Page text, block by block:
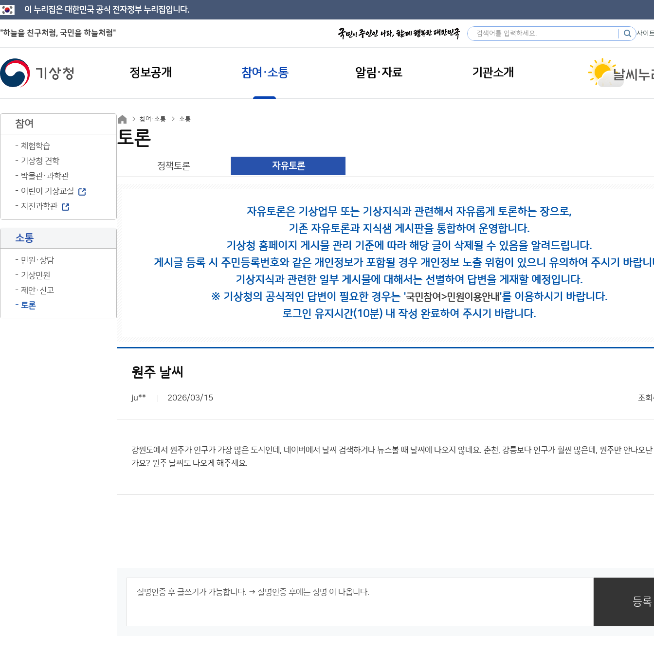
이 누리집은 대한민국 공식 전자정부 누리집입니다.
"하늘을 친구처럼, 국민을 하늘처럼" 사이
정보공개 참여·소통 알림·자료 기관소개
참여
체험학습
기상청 견학
박물관·과학관
어린이 기상교실
지진과학관
소통
민원·상담
기상민원
제안·신고
토론
참여·소통 소통
토론
정책토론 자유토론
자유토론은 기상업무 또는 기상지식과 관련해서 자유롭게 토론하는 장으로,
기존 자유토론과 지식샘 게시판을 통합하여 운영합니다.
기상청 홈페이지 게시물 관리 기준에 따라 해당 글이 삭제될 수 있음을 알려드립니다.
게시글 등록 시 주민등록번호와 같은 개인정보가 포함될 경우 개인정보 노출 위험이 있으니 유의하여 주시기 바랍니
기상지식과 관련한 일부 게시물에 대해서는 선별하여 답변을 게재할 예정입니다.
※ 기상청의 공식적인 답변이 필요한 경우는 '국민참여>민원이용안내'를 이용하시기 바랍니다.
로그인 유지시간(10분) 내 작성 완료하여 주시기 바랍니다.
원주 날씨
ju** 2026/03/15 조회
강원도에서 원주가 인구가 가장 많은 도시인데, 네이버에서 날씨 검색하거나 뉴스볼 때 날씨에 나오지 않네요. 춘천, 강릉보다 인구가 훨씬 많은데, 원주만 안나오
가요? 원주 날씨도 나오게 해주세요.
등록